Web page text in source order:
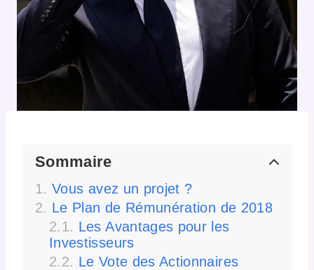
Sommaire
Vous avez un projet ?
Le Plan de Rémunération de 2018
Les Avantages pour les
Investisseurs
Le Vote des Actionnaires